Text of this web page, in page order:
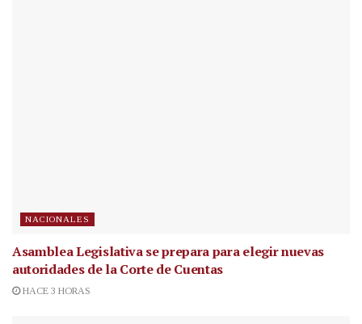
NACIONALES
Asamblea Legislativa se prepara para elegir nuevas
autoridades de la Corte de Cuentas
HACE 3 HORAS